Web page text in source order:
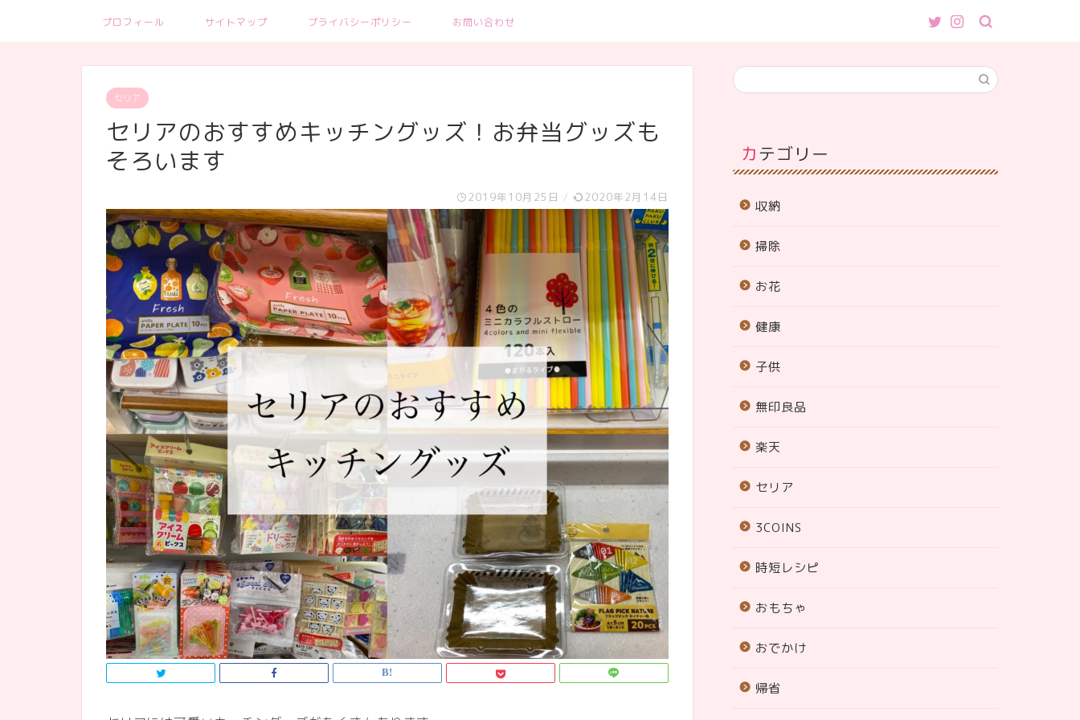
プロフィール サイトマップ プライバシーポリシー お問い合わせ
セリア
セリアのおすすめキッチングッズ！お弁当グッズも
そろいます
2019年10月25日 / 2020年2月14日
カテゴリー
収納
掃除
お花
健康
子供
無印良品
楽天
セリア
3COINS
時短レシピ
おもちゃ
おでかけ
帰省